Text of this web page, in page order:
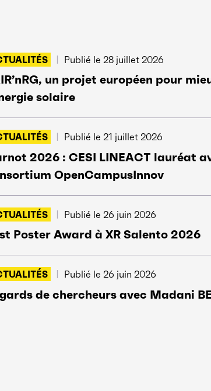
Publié le 28 juillet 2026
un projet européen pour
solaire
Publié le 21 juillet 2026
2026 : CESI LINEACT lauréat
OpenCampusInnov
Publié le 26 juin 2026
Poster Award à XR Salento 2026
Publié le 26 juin 2026
de chercheurs avec Madani